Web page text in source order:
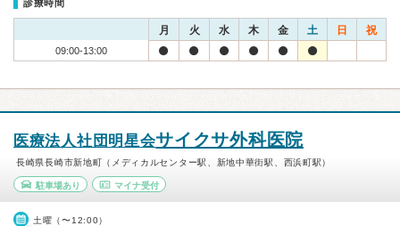
診療時間
月 火 水 木 金 土 日 祝
09:00-13:00
医療法人社団明星会サイクサ外科医院
長崎県長崎市新地町（メディカルセンター駅、新地中華街駅、西浜町駅）
駐車場あり マイナ受付
土曜（〜12:00）